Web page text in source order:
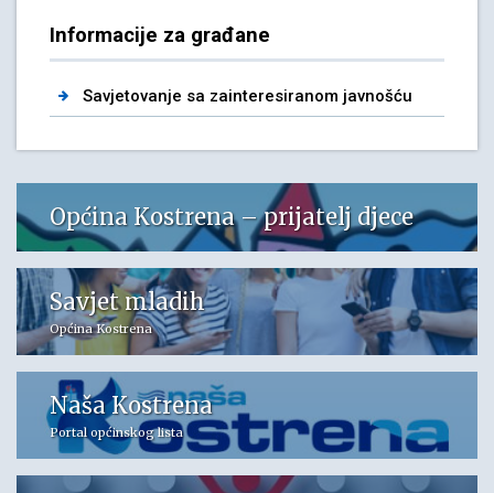
Informacije za građane
Savjetovanje sa zainteresiranom javnošću
Općina Kostrena – prijatelj djece
Savjet mladih
Općina Kostrena
Naša Kostrena
Portal općinskog lista